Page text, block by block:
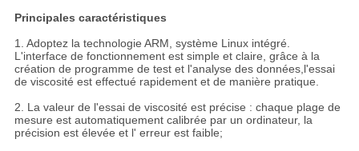
Principales caractéristiques
1. Adoptez la technologie ARM, système Linux intégré.
L'interface de fonctionnement est simple et claire, grâce à la
création de programme de test et l'analyse des données,l'essai
de viscosité est effectué rapidement et de manière pratique.
2. La valeur de l'essai de viscosité est précise : chaque plage de
mesure est automatiquement calibrée par un ordinateur, la
précision est élevée et l' erreur est faible;